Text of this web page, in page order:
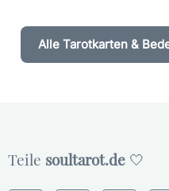
Alle Tarotkarten &
Teile soultarot.de 🤍